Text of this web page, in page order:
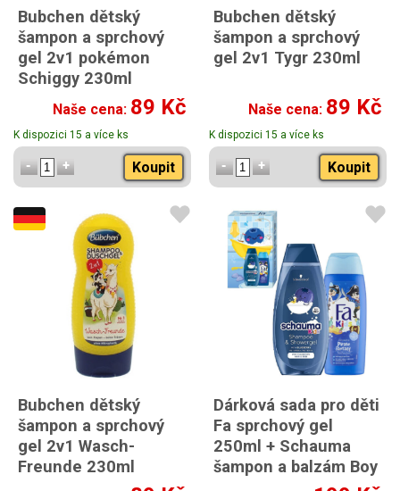
Bubchen dětský
šampon a sprchový
gel 2v1 pokémon
Schiggy 230ml
Naše cena: 89 Kč
K dispozici 15 a více ks
Koupit
Bubchen dětský
šampon a sprchový
gel 2v1 Tygr 230ml
Naše cena: 89 Kč
K dispozici 15 a více ks
Koupit
Bubchen dětský
šampon a sprchový
gel 2v1 Wasch-
Freunde 230ml
Dárková sada pro děti
Fa sprchový gel
250ml + Schauma
šampon a balzám Boy